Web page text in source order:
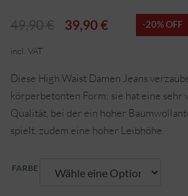
49,90€ 39,90€ -20% OFF
incl. VAT
Diese High Waist Damen Jeans
körperbetonten Form; sie hat eine sehr
Qualität, bei der ein hoher
spielt, zudem eine hoher Leibhöhe.
FARBE